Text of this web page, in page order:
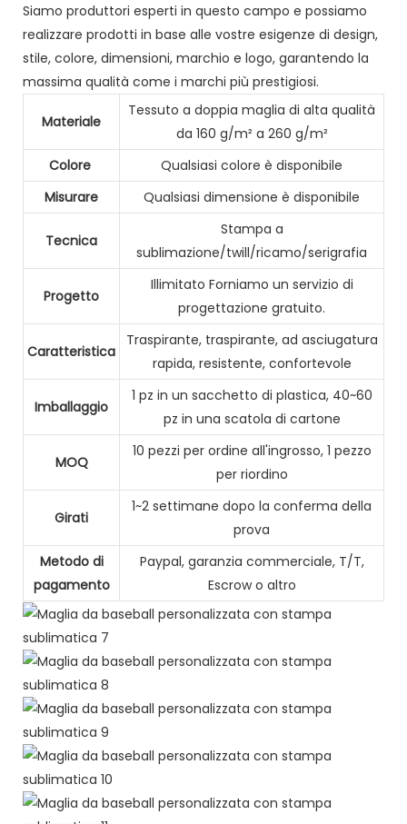
Siamo produttori esperti in questo campo e possiamo
realizzare prodotti in base alle vostre esigenze di design,
stile, colore, dimensioni, marchio e logo, garantendo la
massima qualità come i marchi più prestigiosi.
Materiale
Tessuto a doppia maglia di alta qualità
da 160 g/m² a 260 g/m²
Colore
Qualsiasi colore è disponibile
Misurare
Qualsiasi dimensione è disponibile
Tecnica
Stampa a
sublimazione/twill/ricamo/serigrafia
Progetto
Illimitato Forniamo un servizio di
progettazione gratuito.
Caratteristica
Traspirante, traspirante, ad asciugatura
rapida, resistente, confortevole
Imballaggio
1 pz in un sacchetto di plastica, 40~60
pz in una scatola di cartone
MOQ
10 pezzi per ordine all'ingrosso, 1 pezzo
per riordino
Girati
1~2 settimane dopo la conferma della
prova
Metodo di
pagamento
Paypal, garanzia commerciale, T/T,
Escrow o altro